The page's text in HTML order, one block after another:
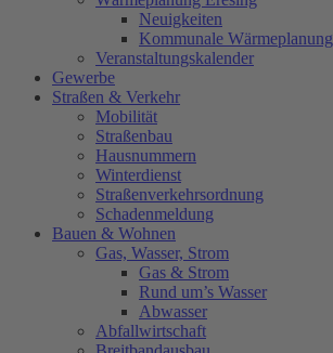
Neuigkeiten
Kommunale Wärmeplanung
Veranstaltungskalender
Gewerbe
Straßen & Verkehr
Mobilität
Straßenbau
Hausnummern
Winterdienst
Straßenverkehrsordnung
Schadenmeldung
Bauen & Wohnen
Gas, Wasser, Strom
Gas & Strom
Rund um’s Wasser
Abwasser
Abfallwirtschaft